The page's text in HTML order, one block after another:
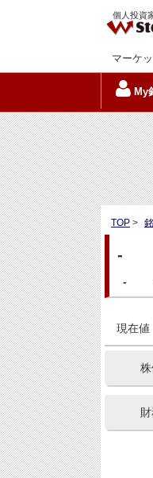
個人投資
マーケ
My
TOP >
-
-
現在値